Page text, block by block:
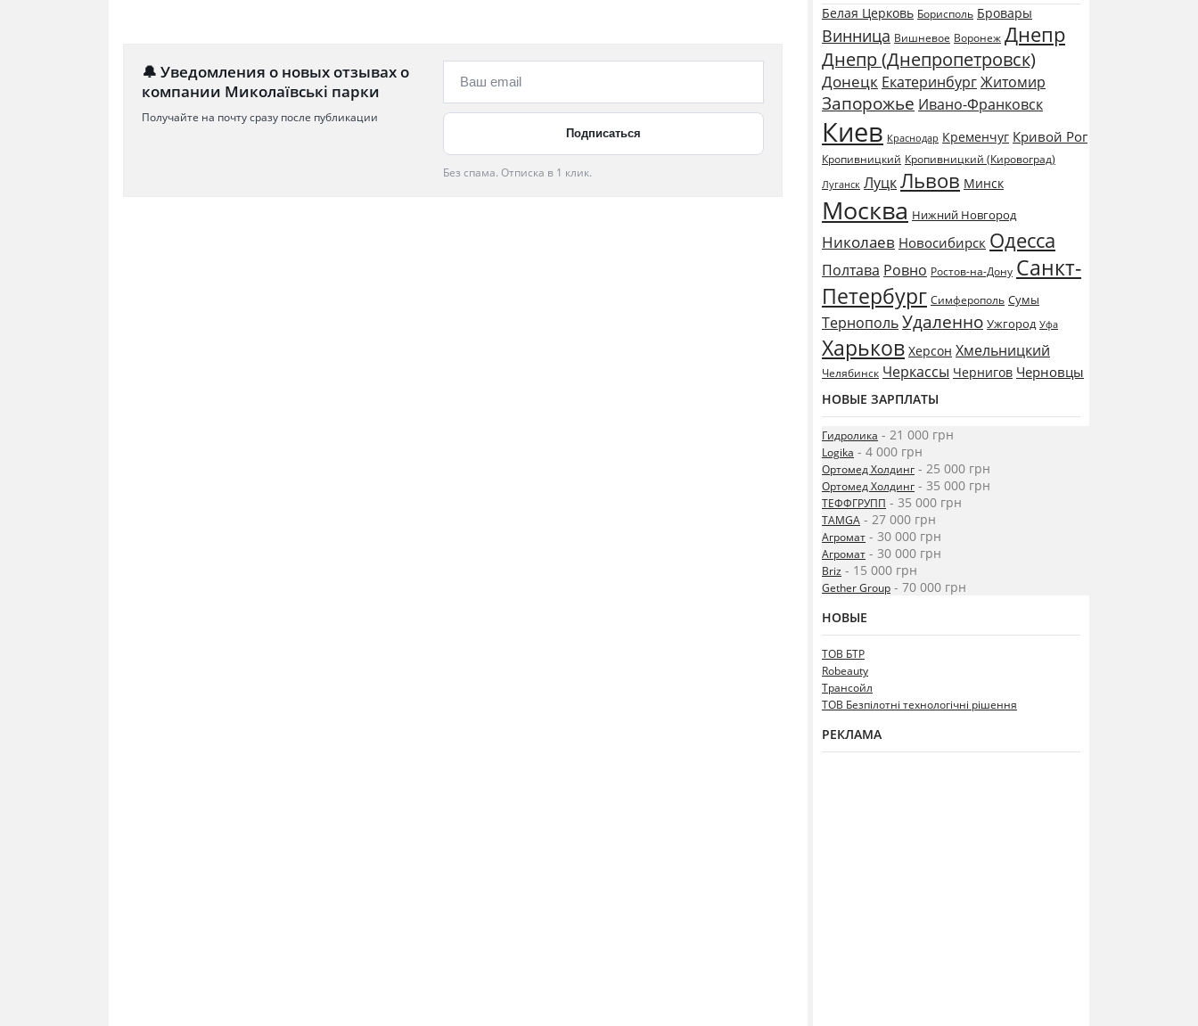
🔔 Уведомления о новых отзывах о
компании Миколаївські парки
Получайте на почту сразу после публикации
Без спама. Отписка в 1 клик.
Белая Церковь Борисполь Бровары
Винница Вишневое Воронеж Днепр
Днепр (Днепропетровск)
Донецк ЕкатеринбургЖитомир
Запорожье Ивано-Франковск
Киев Краснодар Кременчуг Кривой Рог
Кропивницкий Кропивницкий (Кировоград)
Луганск ЛуцкЛьвов Минск
Москва Нижний Новгород
Николаев Новосибирск Одесса
Полтава Ровно Ростов-на-Дону Санкт-
Петербург Симферополь Сумы
ТернопольУдаленно Ужгород Уфа
Харьков Херсон Хмельницкий
Челябинск Черкассы Чернигов Черновцы
НОВЫЕ ЗАРПЛАТЫ
Гидролика - 21 000 грн
Logika - 4 000 грн
Ортомед Холдинг - 25 000 грн
Ортомед Холдинг - 35 000 грн
ТЕФФГРУПП - 35 000 грн
TAMGA - 27 000 грн
Агромат - 30 000 грн
Агромат - 30 000 грн
Briz - 15 000 грн
Gether Group - 70 000 грн
НОВЫЕ
ТОВ БТР
Robeauty
Трансойл
ТОВ Безпілотні технологічні рішення
РЕКЛАМА